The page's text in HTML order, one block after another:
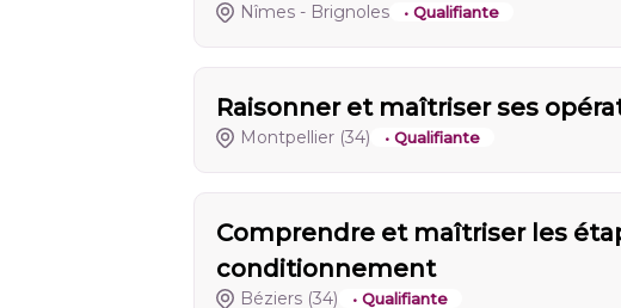
Nîmes - Brignoles • Qualifiante
Raisonner et maîtriser ses
Montpellier (34) • Qualifiante
Comprendre et maîtriser les
conditionnement
Béziers (34) • Qualifiante